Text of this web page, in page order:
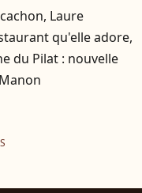
Laure
qu'elle adore,
du Pilat : nouvelle